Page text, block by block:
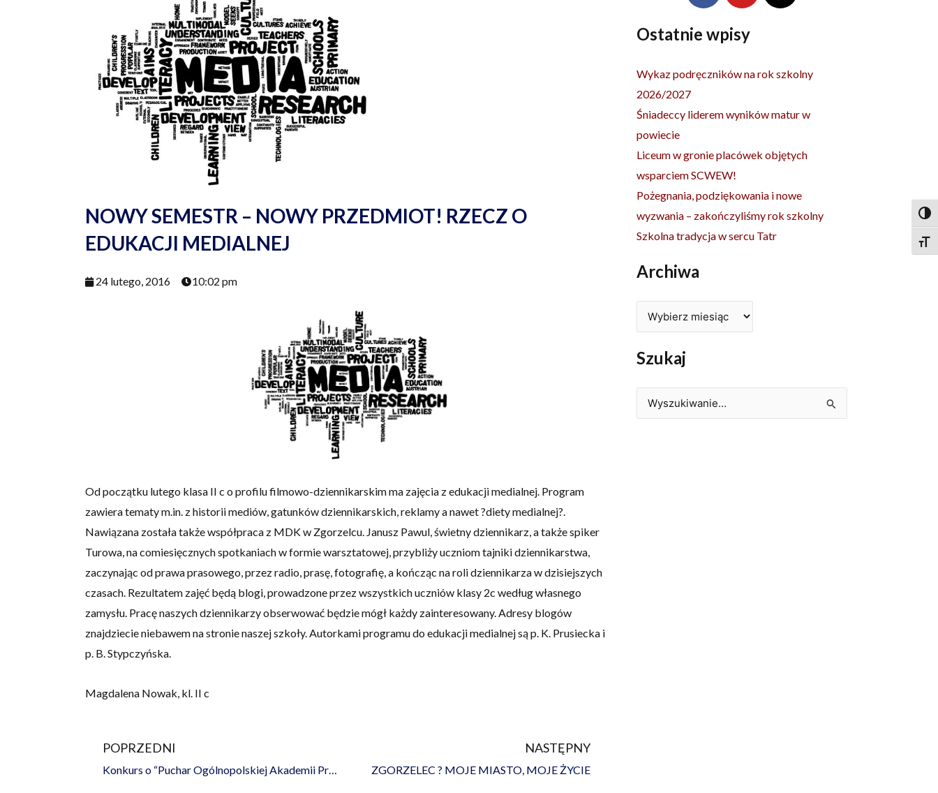
NOWY SEMESTR – NOWY PRZEDMIOT! RZECZ O
EDUKACJI MEDIALNEJ
24 lutego, 2016 10:02 pm
Od początku lutego klasa II c o profilu filmowo-dziennikarskim ma zajęcia z edukacji medialnej. Program
zawiera tematy m.in. z historii mediów, gatunków dziennikarskich, reklamy a nawet ?diety medialnej?.
Nawiązana została także współpraca z MDK w Zgorzelcu. Janusz Pawul, świetny dziennikarz, a także spiker
Turowa, na comiesięcznych spotkaniach w formie warsztatowej, przybliży uczniom tajniki dziennikarstwa,
zaczynając od prawa prasowego, przez radio, prasę, fotografię, a kończąc na roli dziennikarza w dzisiejszych
czasach. Rezultatem zajęć będą blogi, prowadzone przez wszystkich uczniów klasy 2c według własnego
zamysłu. Pracę naszych dziennikarzy obserwować będzie mógł każdy zainteresowany. Adresy blogów
znajdziecie niebawem na stronie naszej szkoły. Autorkami programu do edukacji medialnej są p. K. Prusiecka i
p. B. Stypczyńska.
Magdalena Nowak, kl. II c
Prev
POPRZEDNI
Konkurs o “Puchar Ogólnopolskiej Akademii Programowania”
NASTĘPNY
ZGORZELEC ? MOJE MIASTO, MOJE ŻYCIE
e
o
t
b
k
Ostatnie wpisy
Wykaz podręczników na rok szkolny
2026/2027
Śniadeccy liderem wyników matur w
powiecie
Liceum w gronie placówek objętych
wsparciem SCWEW!
Pożegnania, podziękowania i nowe
wyzwania – zakończyliśmy rok szkolny
Szkolna tradycja w sercu Tatr
Archiwa
Szukaj
Szukaj